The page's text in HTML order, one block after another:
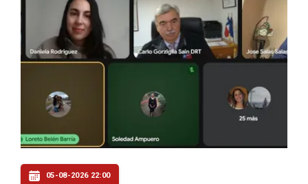
05-08-2026 22:00